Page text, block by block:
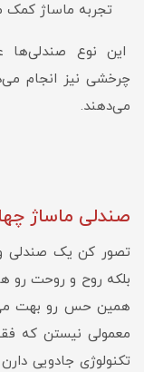
تجربه ماساژ کمک
این نوع صندلی‌ها
چرخشی نیز انجام
می‌دهند.
صندلی ماساژ
تصور کن یک صندلی
بلکه روح و روحت رو
همین حس رو بهت
معمولی نیستن که
تکنولوژی جادویی